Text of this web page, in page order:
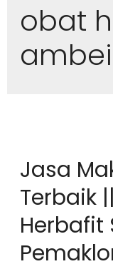
obat
Jasa
Terbaik
Herbafit